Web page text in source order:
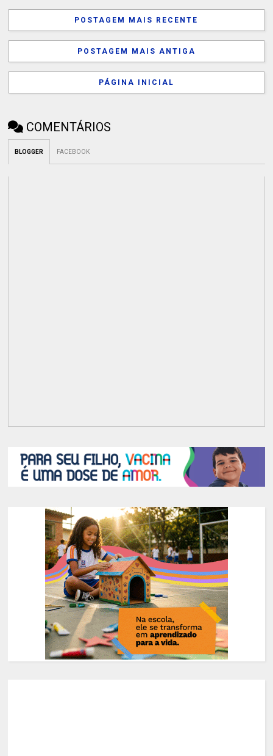
POSTAGEM MAIS RECENTE
POSTAGEM MAIS ANTIGA
PÁGINA INICIAL
COMENTÁRIOS
BLOGGER FACEBOOK